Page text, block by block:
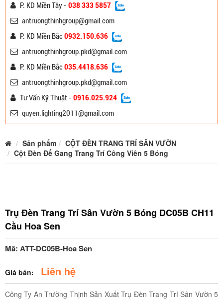
P. KD Miền Tây - 038 333 5857
antruongthinhgroup@gmail.com
P. KD Miền Bắc0932.150.636
antruongthinhgroup.pkd@gmail.com
P. KD Miền Bắc035.4418.636
antruongthinhgroup.pkd@gmail.com
Tư Vấn Kỹ Thuật - 0916.025.924
quyen.lighting2011@gmail.com
Sản phẩm
CỘT ĐÈN TRANG TRÍ SÂN VƯỜN
Cột Đèn Đế Gang Trang Trí Công Viên 5 Bóng
Trụ Đèn Trang Trí Sân Vườn 5 Bóng DC05B CH11
Cầu Hoa Sen
Mã: ATT-DC05B-Hoa Sen
Giá bán: Liên hệ
Công Ty An Trường Thịnh Sản Xuất Trụ Đèn Trang Trí Sân Vườn 5